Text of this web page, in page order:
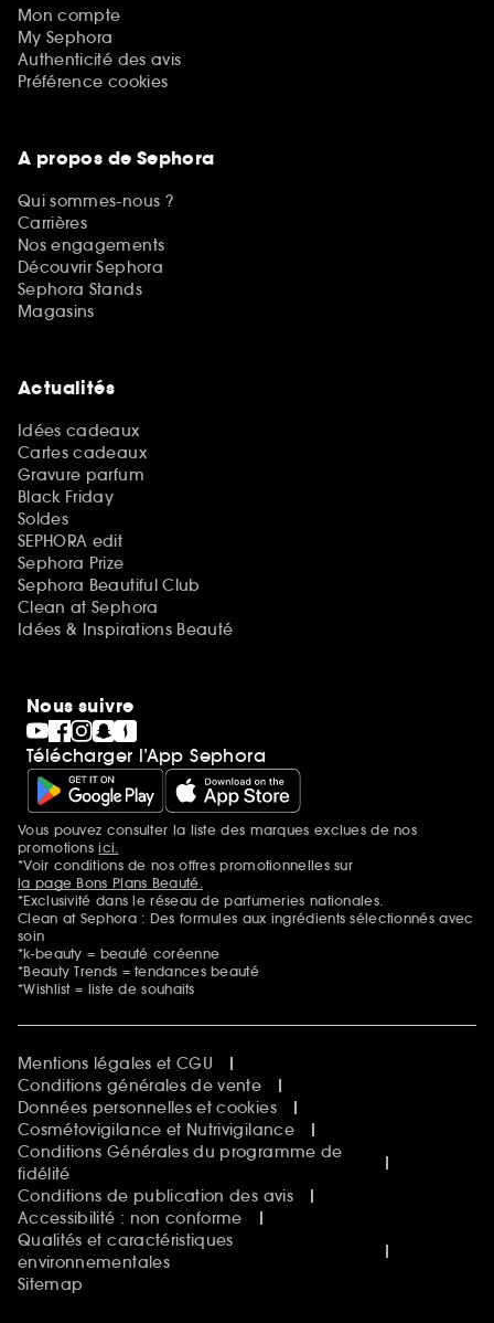
Mon compte
My Sephora
Authenticité des avis
Préférence cookies
A propos de Sephora
Qui sommes-nous ?
Carrières
Nos engagements
Découvrir Sephora
Sephora Stands
Magasins
Actualités
Idées cadeaux
Cartes cadeaux
Gravure parfum
Black Friday
Soldes
SEPHORA edit
Sephora Prize
Sephora Beautiful Club
Clean at Sephora
Idées & Inspirations Beauté
Nous suivre
Télécharger l’App Sephora
Mentions additionnelles
Vous pouvez consulter la liste des marques exclues de nos
promotionsici.
*Voir conditions de nos offres promotionnelles sur
la page Bons Plans Beauté.
*Exclusivité dans le réseau de parfumeries nationales.
Clean at Sephora : Des formules aux ingrédients sélectionnés avec
soin
*k-beauty = beauté coréenne
*Beauty Trends = tendances beauté
*Wishlist = liste de souhaits
Mentions légales et CGU
Conditions générales de vente
Données personnelles et cookies
Cosmétovigilance et Nutrivigilance
Conditions Générales du programme de
fidélité
Conditions de publication des avis
Accessibilité : non conforme
Qualités et caractéristiques
environnementales
Sitemap